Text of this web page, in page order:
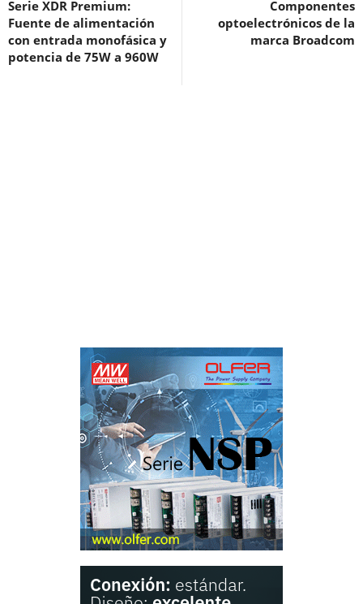
Serie XDR Premium:
Fuente de alimentación
con entrada monofásica y
potencia de 75W a 960W
Componentes
optoelectrónicos de la
marca Broadcom